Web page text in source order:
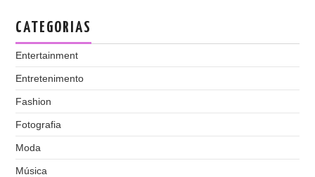
CATEGORIAS
Entertainment
Entretenimento
Fashion
Fotografia
Moda
Música